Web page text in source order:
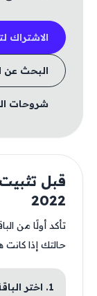
الاشتراك
البحث عن
شروحات
2022
تأكد أولًا من
حالتك إذا
1. اختر الباقة المناسبة